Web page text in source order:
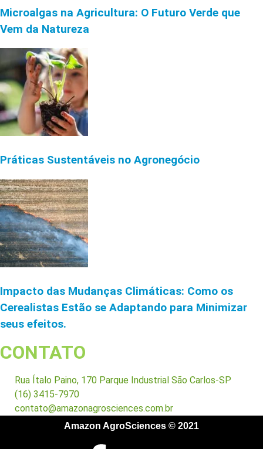
Microalgas na Agricultura: O Futuro Verde que
Vem da Natureza
Práticas Sustentáveis no Agronegócio
Impacto das Mudanças Climáticas: Como os
Cerealistas Estão se Adaptando para Minimizar
seus efeitos.
CONTATO
Rua Ítalo Paino, 170 Parque Industrial São Carlos-SP
(16) 3415-7970
contato@amazonagrosciences.com.br
Amazon AgroSciences © 2021